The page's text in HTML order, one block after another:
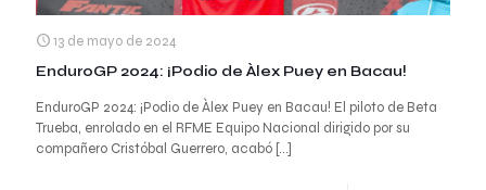
13 de mayo de 2024
EnduroGP 2024: ¡Podio de Àlex Puey en Bacau!
EnduroGP 2024: ¡Podio de Àlex Puey en Bacau! El piloto de Beta
Trueba, enrolado en el RFME Equipo Nacional dirigido por su
compañero Cristóbal Guerrero, acabó […]